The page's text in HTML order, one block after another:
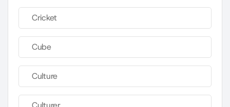
Cricket
Cube
Culture